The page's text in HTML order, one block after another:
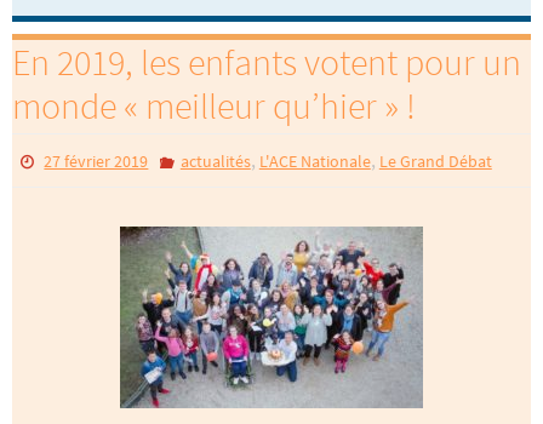
En 2019, les enfants votent pour un
monde « meilleur qu’hier » !
27 février 2019 actualités, L'ACE Nationale, Le Grand Débat